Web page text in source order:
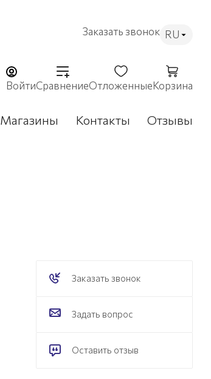
Заказать звонок RU
ВойтиСравнениеОтложенныеКорзина
Магазины Контакты Отзывы
Заказать звонок
Задать вопрос
Оставить отзыв